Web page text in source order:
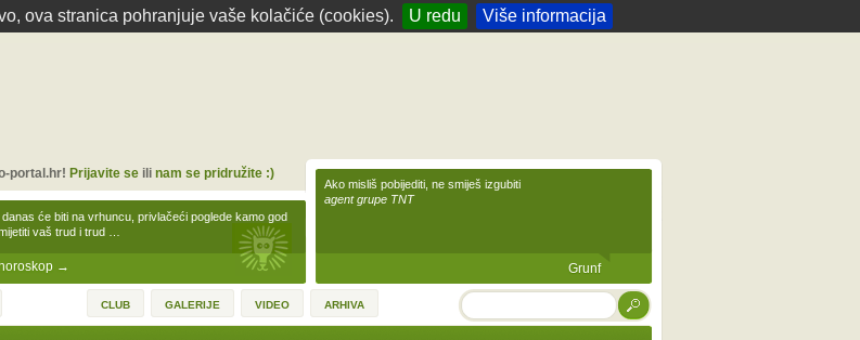
ova stranica pohranjuje vaše kolačiće (cookies). U redu Više informacija
→
će biti na vrhuncu, privlačeći poglede kamo god
vaš trud i trud …
portal.hr! Prijavite seili nam se pridružite :)
Ako misliš pobijediti, ne smiješ izgubiti
agent grupe TNT
Grunf
CLUB GALERIJE VIDEO ARHIVA TRAŽI